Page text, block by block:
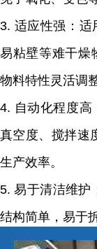
3. 适应性强：适
易粘壁等难干燥
物料特性灵活调整
4. 自动化程度
真空度、搅拌速
生产效率。
5.易于清洁维护
结构简单，易于